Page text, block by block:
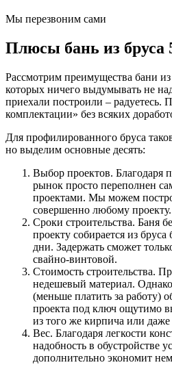
Мы перезвоним сами
Плюсы бань из бруса
Рассмотрим преимущества бани
которых ничего выдумывать не
приехали построили – радуетесь.
комплектации» без всяких
Для профилированного бруса
но выделим основные десять:
Выбор проектов. Благодаря
рынок просто переполнен
проектами. Мы можем
совершенно любому проекту.
Сроки строительства. Баня
проекту собирается из
дни. Задержать сможет
свайно-винтовой.
Стоимость строительства.
недешевый материал.
(меньше платить за работу)
проекта под ключ ощутимо
из того же кирпича или
Вес. Благодаря легкости
надобность в обустройстве
дополнительно экономит